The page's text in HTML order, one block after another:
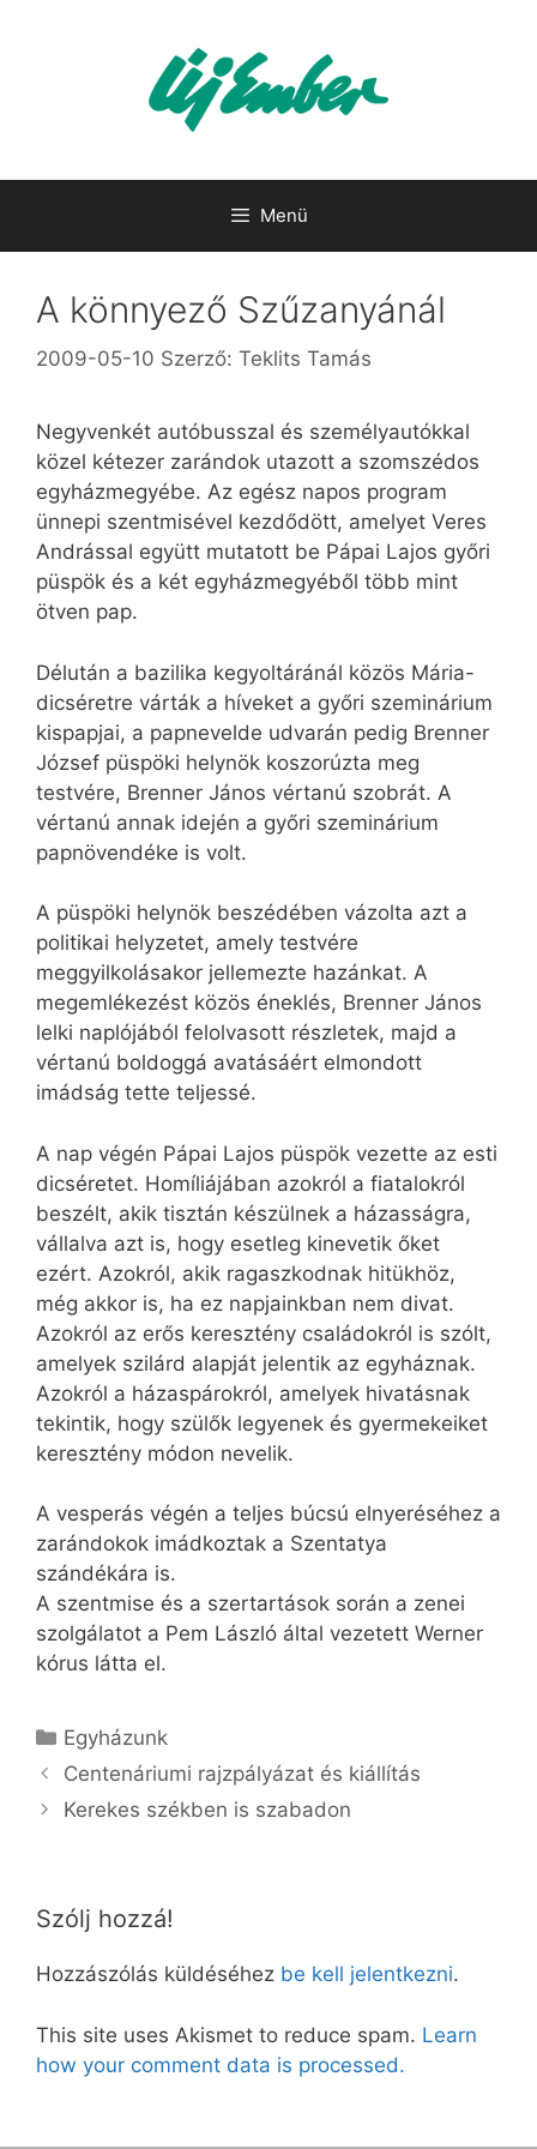
Menü
A könnyező Szűzanyánál
2009-05-10 Szerző: Teklits Tamás
Negyvenkét autóbusszal és személyautókkal
közel kétezer zarándok utazott a szomszédos
egyházmegyébe. Az egész napos program
ünnepi szentmisével kezdődött, amelyet Veres
Andrással együtt mutatott be Pápai Lajos győri
püspök és a két egyházmegyéből több mint
ötven pap.
Délután a bazilika kegyoltáránál közös Mária-
dicséretre várták a híveket a győri szeminárium
kispapjai, a papnevelde udvarán pedig Brenner
József püspöki helynök koszorúzta meg
testvére, Brenner János vértanú szobrát. A
vértanú annak idején a győri szeminárium
papnövendéke is volt.
A püspöki helynök beszédében vázolta azt a
politikai helyzetet, amely testvére
meggyilkolásakor jellemezte hazánkat. A
megemlékezést közös éneklés, Brenner János
lelki naplójából felolvasott részletek, majd a
vértanú boldoggá avatásáért elmondott
imádság tette teljessé.
A nap végén Pápai Lajos püspök vezette az esti
dicséretet. Homíliájában azokról a fiatalokról
beszélt, akik tisztán készülnek a házasságra,
vállalva azt is, hogy esetleg kinevetik őket
ezért. Azokról, akik ragaszkodnak hitükhöz,
még akkor is, ha ez napjainkban nem divat.
Azokról az erős keresztény családokról is szólt,
amelyek szilárd alapját jelentik az egyháznak.
Azokról a házaspárokról, amelyek hivatásnak
tekintik, hogy szülők legyenek és gyermekeiket
keresztény módon nevelik.
A vesperás végén a teljes búcsú elnyeréséhez a
zarándokok imádkoztak a Szentatya
szándékára is.
A szentmise és a szertartások során a zenei
szolgálatot a Pem László által vezetett Werner
kórus látta el.
Kategória
Egyházunk
Centenáriumi rajzpályázat és kiállítás
Kerekes székben is szabadon
Szólj hozzá!
Hozzászólás küldéséhez be kell jelentkezni.
This site uses Akismet to reduce spam. Learn
how your comment data is processed.